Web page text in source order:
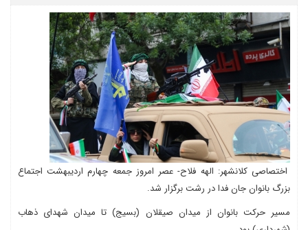
اختصاصی کلانشهر: الهه فلاح- عصر امروز جمعه چهارم اردیبهشت اجتماع
بزرگ بانوان جان فدا در رشت برگزار شد.
مسیر حرکت بانوان از میدان صیقلان (بسیج) تا میدان شهدای ذهاب